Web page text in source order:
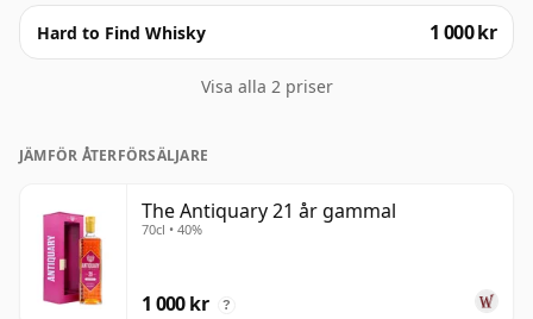
Hard to Find Whisky 1 000 kr
Visa alla 2 priser
JÄMFÖR ÅTERFÖRSÄLJARE
The Antiquary 21 år gammal
70cl • 40%
1 000 kr ?